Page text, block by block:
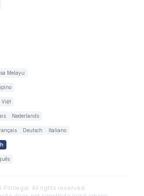
Melayu
Việt
Nederlands
Deutsch Italiano
Pimlegal. All rights reserved.